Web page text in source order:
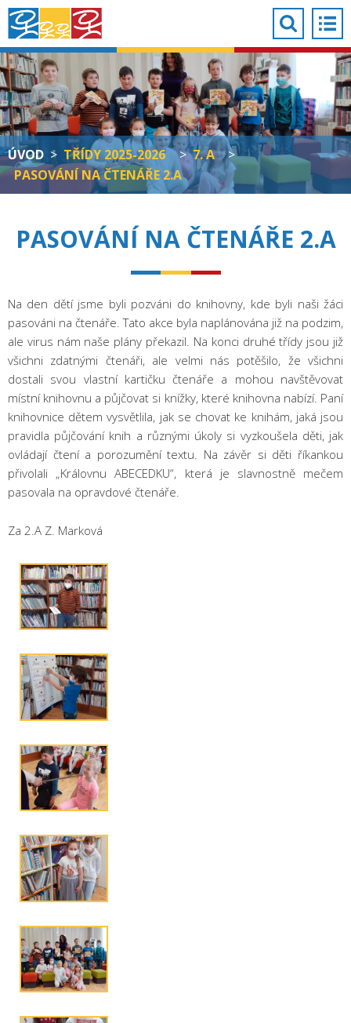
ÚVOD > TŘÍDY 2025-2026 > 7. A
>
PASOVÁNÍ NA ČTENÁŘE 2.A
PASOVÁNÍ NA ČTENÁŘE 2.A
Na den dětí jsme byli pozváni do knihovny, kde byli naši žáci
pasováni na čtenáře. Tato akce byla naplánována již na podzim,
ale virus nám naše plány překazil. Na konci druhé třídy jsou již
všichni zdatnými čtenáři, ale velmi nás potěšilo, že všichni
dostali svou vlastní kartičku čtenáře a mohou navštěvovat
místní knihovnu a půjčovat si knížky, které knihovna nabízí. Paní
knihovnice dětem vysvětlila, jak se chovat ke knihám, jaká jsou
pravidla půjčování knih a různými úkoly si vyzkoušela děti, jak
ovládají čtení a porozumění textu. Na závěr si děti říkankou
přivolali „Královnu ABECEDKU“, která je slavnostně mečem
pasovala na opravdové čtenáře.
Za 2.A Z. Marková